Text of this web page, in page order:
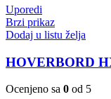
Uporedi
Brzi prikaz
Dodaj u listu želja
HOVERBORD
Ocenjeno sa 0 od 5